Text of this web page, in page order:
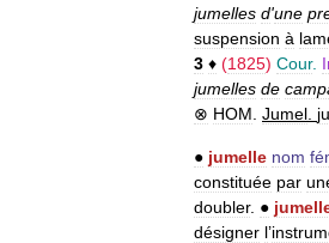
jumelles d'une
suspension à
3 ♦ (1825) Cour.
jumelles de
⊗ HOM Jumel
● jumelle nom
constituée par
doubler. ●
désigner l’